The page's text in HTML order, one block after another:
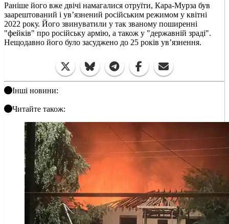
Раніше його вже двічі намагалися отруїти, Кара-Мурза був
заарештований і ув’язнений російським режимом у квітні
2022 року. Його звинуватили у так званому поширенні
"фейків" про російську армію, а також у "державній зраді".
Нещодавно його було засуджено до 25 років ув’язнення.
Інші новини:
Читайте також: